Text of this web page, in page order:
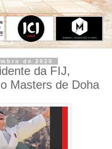
de 2020
da FIJ,
Masters de Doha